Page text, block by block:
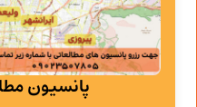
پانسیون